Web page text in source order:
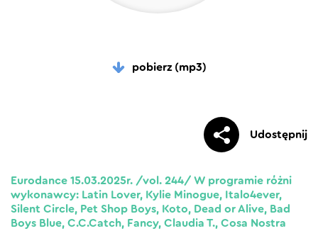
pobierz (mp3)
Udostępnij
Eurodance 15.03.2025r. /vol. 244/ W programie różni
wykonawcy: Latin Lover, Kylie Minogue, Italo4ever,
Silent Circle, Pet Shop Boys, Koto, Dead or Alive, Bad
Boys Blue, C.C.Catch, Fancy, Claudia T., Cosa Nostra